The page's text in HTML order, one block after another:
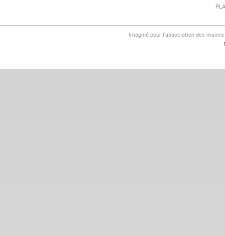
Imaginé pour l'association des